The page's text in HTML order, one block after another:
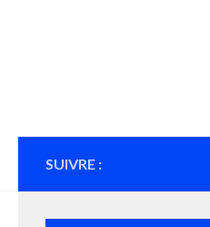
SUIVRE :